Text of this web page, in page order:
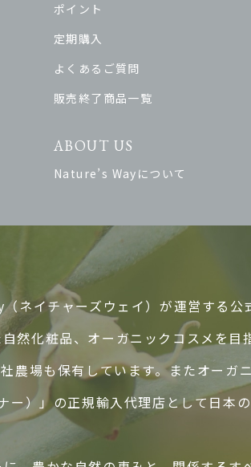
ポイント
定期購入
よくあるご質問
販売終了商品一覧
ABOUT US
Nature’s Wayについて
ネイチャーズウェイ）が運営する公
然化粧品、オーガニックコスメを
農場も保有しています。またオーガ
ー）」の正規輸入代理店として日